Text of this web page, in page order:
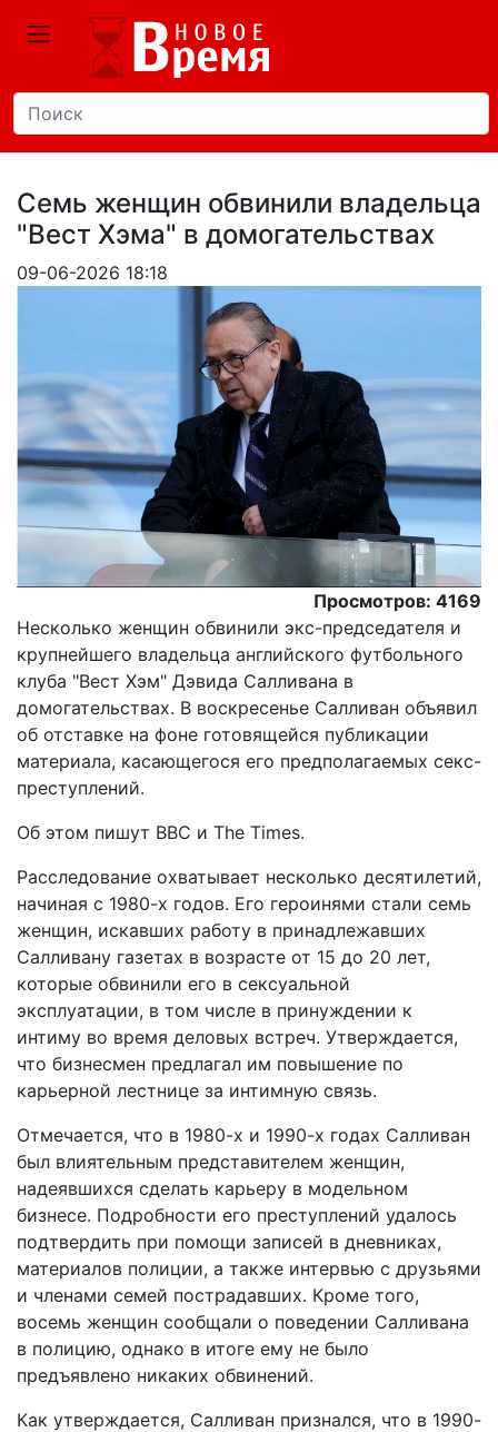
Семь женщин обвинили владельца
"Вест Хэма" в домогательствах
09-06-2026 18:18
Просмотров: 4169
Несколько женщин обвинили экс-председателя и
крупнейшего владельца английского футбольного
клуба "Вест Хэм" Дэвида Салливана в
домогательствах. В воскресенье Салливан объявил
об отставке на фоне готовящейся публикации
материала, касающегося его предполагаемых секс-
преступлений.
Oб этом пишут ВВС и The Times.
Расследование охватывает несколько десятилетий,
начиная с 1980-х годов. Его героинями стали семь
женщин, искавших работу в принадлежавших
Салливану газетах в возрасте от 15 до 20 лет,
которые обвинили его в сексуальной
эксплуатации, в том числе в принуждении к
интиму во время деловых встреч. Утверждается,
что бизнесмен предлагал им повышение по
карьерной лестнице за интимную связь.
Отмечается, что в 1980-х и 1990-х годах Салливан
был влиятельным представителем женщин,
надеявшихся сделать карьеру в модельном
бизнесе. Подробности его преступлений удалось
подтвердить при помощи записей в дневниках,
материалов полиции, а также интервью с друзьями
и членами семей пострадавших. Кроме того,
восемь женщин сообщали о поведении Салливана
в полицию, однако в итоге ему не было
предъявлено никаких обвинений.
Как утверждается, Салливан признался, что в 1990-